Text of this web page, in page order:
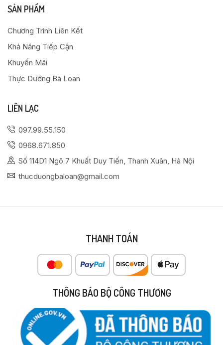
SẢN PHẨM
Chương Trình Liên Kết
Khả Năng Tiếp Cận
Khuyến Mãi
Thực Dưỡng Bà Loan
LIÊN LẠC
097.99.55.150
0968.671.850
Số 114D1 Ngõ 7 Khuất Duy Tiến, Thanh Xuân, Hà Nội
thucduongbaloan@gmail.com
THANH TOÁN
THÔNG BÁO BỘ CÔNG THƯƠNG